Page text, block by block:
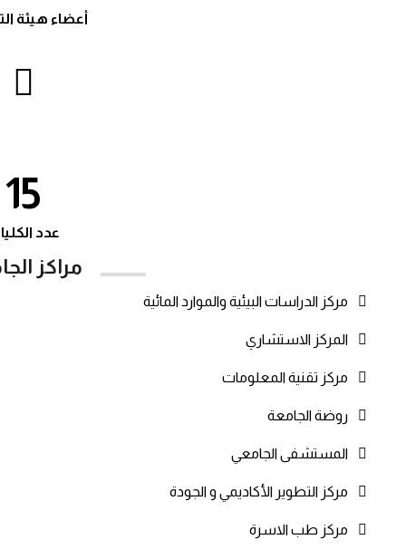
أعضاء هيئة
15
عدد
مراكز
مركز الدراسات البيئية والموارد المائية
المركز الاستشاري
مركز تقنية المعلومات
روضة الجامعة
المستشفى الجامعي
مركز التطوير الأكاديمي و الجودة
مركز طب الاسرة